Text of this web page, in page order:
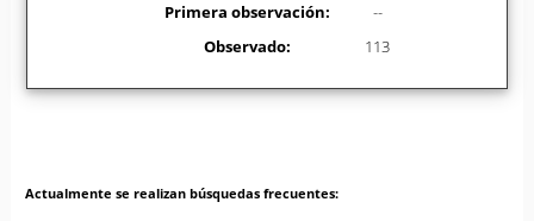
Primera observación:
--
Observado:
113
Actualmente se realizan búsquedas frecuentes: